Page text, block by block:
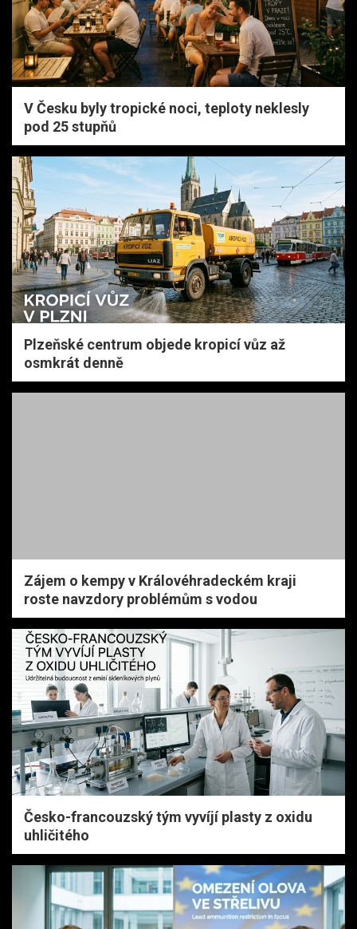
V Česku byly tropické noci, teploty neklesly
pod 25 stupňů
Plzeňské centrum objede kropicí vůz až
osmkrát denně
Zájem o kempy v Královéhradeckém kraji
roste navzdory problémům s vodou
Česko-francouzský tým vyvíjí plasty z oxidu
uhličitého